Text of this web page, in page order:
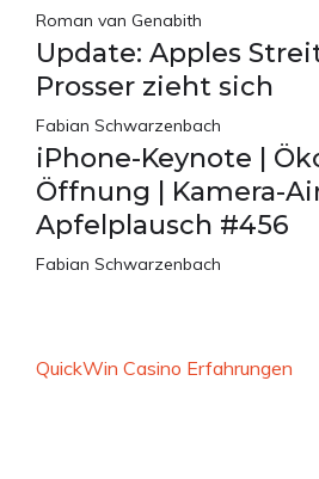
Roman van Genabith
Update: Apples
Prosser zieht sich
Fabian Schwarzenbach
iPhone-Keynote |
Öffnung | Kamera-
Apfelplausch #456
Fabian Schwarzenbach
QuickWin Casino Erfahrungen